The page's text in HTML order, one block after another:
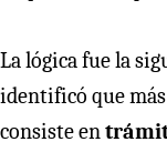
La lógica fue la
identificó que
consiste en